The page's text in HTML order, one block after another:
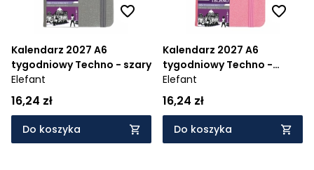
Kalendarz 2027 A6
tygodniowy Techno - szary
Elefant
16,24 zł
Do koszyka
Kalendarz 2027 A6
tygodniowy Techno -
różowy
Elefant
16,24 zł
Do koszyka